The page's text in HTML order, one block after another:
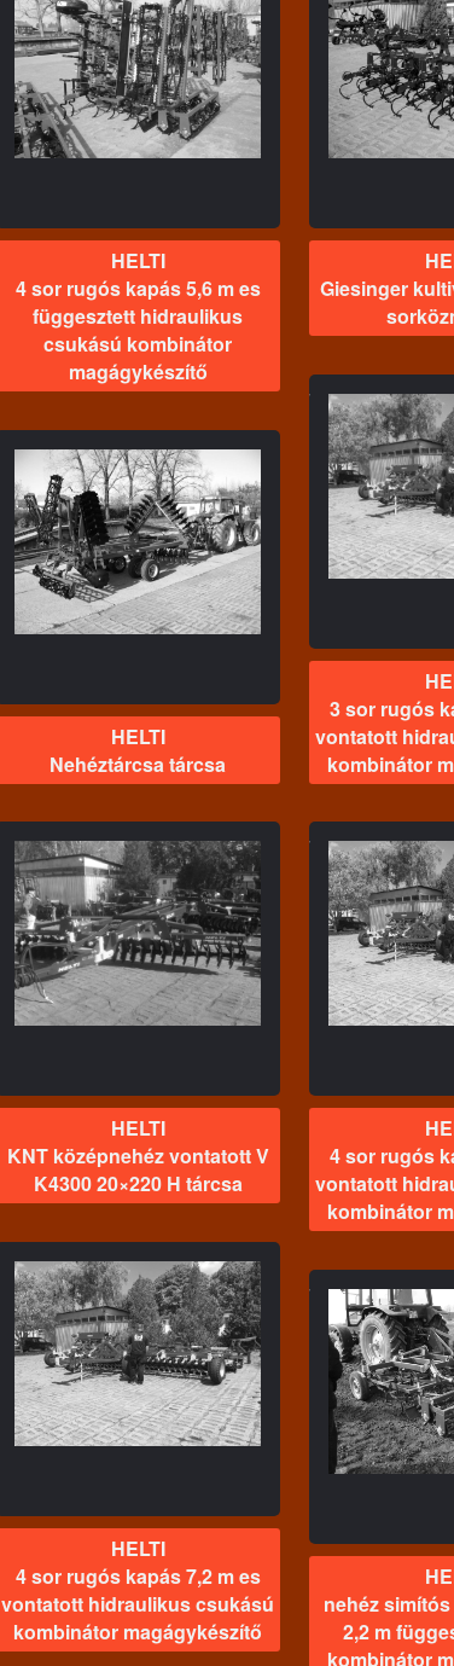
HELTI
4 sor rugós kapás 5,6 m es
függesztett hidraulikus
csukású kombinátor
magágykészítő
HELTI
Giesinger kultivátor SMK-
R-4 sorközművelő
Giesinger
4 sor
HELTI
3 sor rugós kapás 6,6 m es
vontatott hidraulikus
csukású kombinátor
magágykészítő
3 sor rugós
vontatott
kombinátor
HELTI
Nehéztárcsa tárcsa
3 sor
HELTI
KNT középnehéz vontatott V
K4300 20×220 H tárcsa
HELTI
4 sor rugós kapás 8,4 m es
vontatott hidraulikus
csukású kombinátor
magágykészítő
4 sor rugós
vontatott
kombinátor
HELTI
4 sor rugós kapás 7,2 m es
vontatott hidraulikus csukású
kombinátor magágykészítő
4 sor
HELTI
nehéz simítós 4 sor rugós
k. 2,2 m függesztett merev
kombinátor
nehéz
2,2 m
kombinátor